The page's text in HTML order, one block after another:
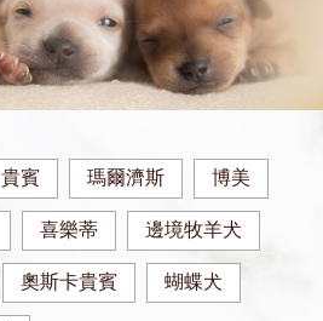
貴賓 瑪爾濟斯 博美
喜樂蒂 邊境牧羊犬
奧斯卡貴賓 蝴蝶犬